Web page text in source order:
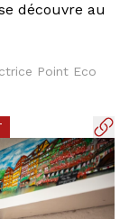
découvre au
Point Eco